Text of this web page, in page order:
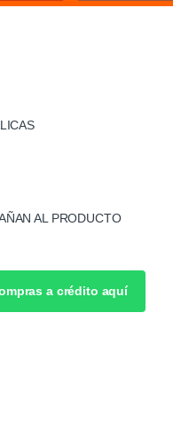
AL PRODUCTO
a crédito aquí